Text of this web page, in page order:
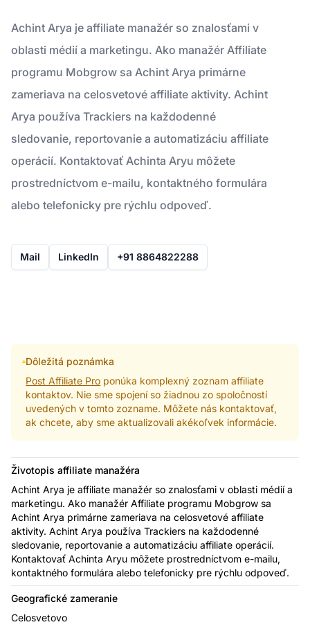
Achint Arya je affiliate manažér so znalosťami v
oblasti médií a marketingu. Ako manažér Affiliate
programu Mobgrow sa Achint Arya primárne
zameriava na celosvetové affiliate aktivity. Achint
Arya používa Trackiers na každodenné
sledovanie, reportovanie a automatizáciu affiliate
operácií. Kontaktovať Achinta Aryu môžete
prostredníctvom e-mailu, kontaktného formulára
alebo telefonicky pre rýchlu odpoveď.
Mail LinkedIn +91 8864822288
Dôležitá poznámka
Post Affiliate Pro ponúka komplexný zoznam affiliate
kontaktov. Nie sme spojení so žiadnou zo spoločností
uvedených v tomto zozname. Môžete nás kontaktovať,
ak chcete, aby sme aktualizovali akékoľvek informácie.
Životopis affiliate manažéra
Achint Arya je affiliate manažér so znalosťami v oblasti médií a
marketingu. Ako manažér Affiliate programu Mobgrow sa
Achint Arya primárne zameriava na celosvetové affiliate
aktivity. Achint Arya používa Trackiers na každodenné
sledovanie, reportovanie a automatizáciu affiliate operácií.
Kontaktovať Achinta Aryu môžete prostredníctvom e-mailu,
kontaktného formulára alebo telefonicky pre rýchlu odpoveď.
Geografické zameranie
Celosvetovo